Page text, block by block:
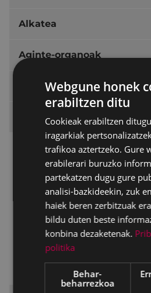
Alkatea
Aginte-organoak
Udal Araudia
Araudia tramitatze bidean
Jendaurrean jarritako
Eskolaz kanpoko
dirulaguntzak ebaluazio
araubidez zuzenean
bitartez emateko oinarri
Jendaurrean jarritako
Espedienteak
Audientzia eta informazio
Webgune honek
erabiltzen ditu
Cookieak erabiltzen
iragarkiak
trafikoa aztertzeko. Gure
erabilerari buruzko
partekatzen dugu gure
analisi-bazkideekin, zuk
haiek beren zerbitzuak
bildu duten beste
konbina dezaketenak.
politika
Behar-
beharrezkoa